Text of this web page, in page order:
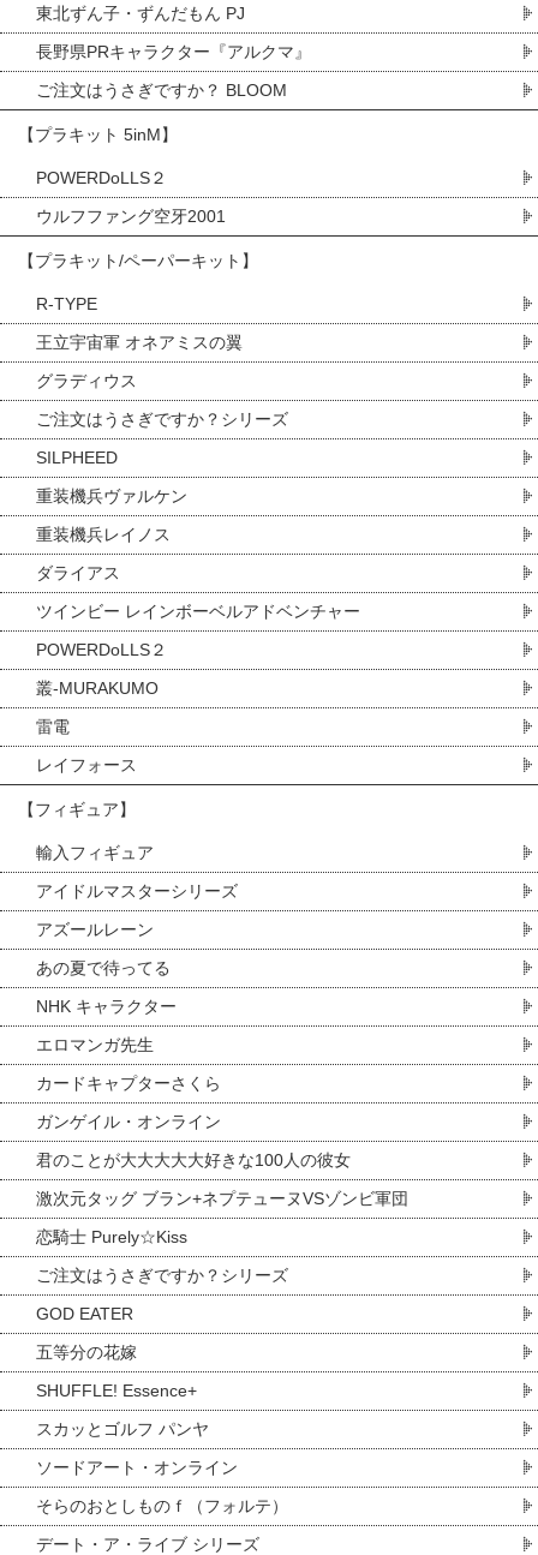
東北ずん子・ずんだもん PJ
長野県PRキャラクター『アルクマ』
ご注文はうさぎですか？ BLOOM
【プラキット 5inM】
POWERDoLLS２
ウルフファング空牙2001
【プラキット/ペーパーキット】
R-TYPE
王立宇宙軍 オネアミスの翼
グラディウス
ご注文はうさぎですか？シリーズ
SILPHEED
重装機兵ヴァルケン
重装機兵レイノス
ダライアス
ツインビー レインボーベルアドベンチャー
POWERDoLLS２
叢-MURAKUMO
雷電
レイフォース
【フィギュア】
輸入フィギュア
アイドルマスターシリーズ
アズールレーン
あの夏で待ってる
NHK キャラクター
エロマンガ先生
カードキャプターさくら
ガンゲイル・オンライン
君のことが大大大大大好きな100人の彼女
激次元タッグ ブラン+ネプテューヌVSゾンビ軍団
恋騎士 Purely☆Kiss
ご注文はうさぎですか？シリーズ
GOD EATER
五等分の花嫁
SHUFFLE! Essence+
スカッとゴルフ パンヤ
ソードアート・オンライン
そらのおとしものｆ（フォルテ）
デート・ア・ライブ シリーズ